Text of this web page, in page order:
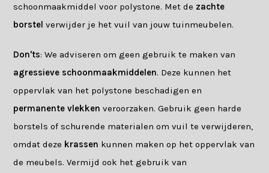
schoonmaakmiddel voor polystone. Met de zachte
borstel verwijder je het vuil van jouw tuinmeubelen.
Don'ts: We adviseren om geen gebruik te maken van
agressieve schoonmaakmiddelen. Deze kunnen het
oppervlak van het polystone beschadigen en
permanente vlekken veroorzaken. Gebruik geen harde
borstels of schurende materialen om vuil te verwijderen,
omdat deze krassen kunnen maken op het oppervlak van
de meubels. Vermijd ook het gebruik van